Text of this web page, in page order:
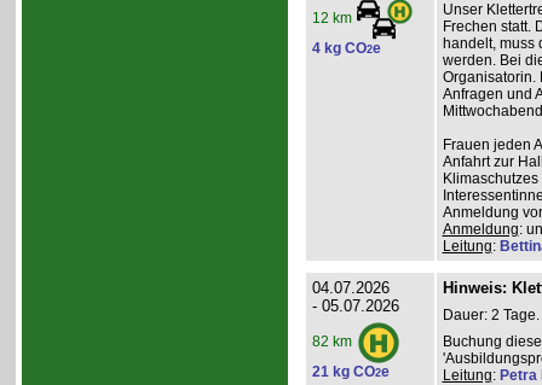
12 km
4 kg CO2e
Unser
Frechen statt.
handelt, muss
werden. Bei
Organisatorin.
Anfragen und
Frauen jeden
Anfahrt zur
Anmeldung
Anmeldung:
Leitung:
04.07.2026
- 05.07.2026
82 km
21 kg CO2e
Hinweis:
Dauer: 2 Tage.
Buchung
Leitung: Petra